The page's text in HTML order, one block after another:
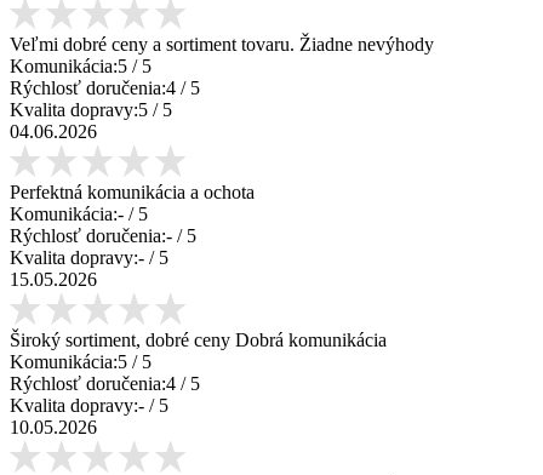
Veľmi dobré ceny a sortiment tovaru. Žiadne nevýhody
Komunikácia:5 / 5
Rýchlosť doručenia:4 / 5
Kvalita dopravy:5 / 5
04.06.2026
Perfektná komunikácia a ochota
Komunikácia:- / 5
Rýchlosť doručenia:- / 5
Kvalita dopravy:- / 5
15.05.2026
Široký sortiment, dobré ceny Dobrá komunikácia
Komunikácia:5 / 5
Rýchlosť doručenia:4 / 5
Kvalita dopravy:- / 5
10.05.2026